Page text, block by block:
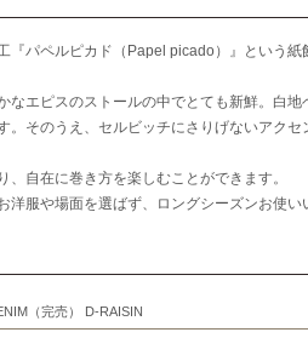
パペルピカド（Papel picado）』という紙
エピスのストールの中でとても新鮮。白地
そのうえ、セルビッチにさりげないアクセ
自在に巻き方を楽しむことができます。
服や場面を選ばず、ロングシーズンお使い
（完売） D-RAISIN